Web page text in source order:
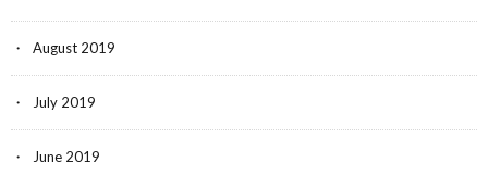
August 2019
July 2019
June 2019